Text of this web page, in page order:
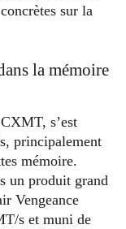
sur la
la mémoire
s’est
principalement
mémoire.
un produit grand
Vengeance
s et muni de